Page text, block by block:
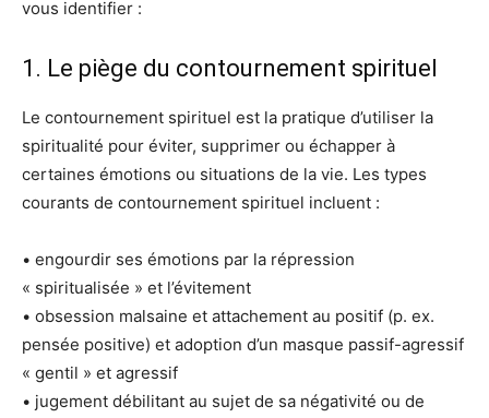
vous identifier :
1. Le piège du contournement spirituel
Le contournement spirituel est la pratique d’utiliser la
spiritualité pour éviter, supprimer ou échapper à
certaines émotions ou situations de la vie. Les types
courants de contournement spirituel incluent :
• engourdir ses émotions par la répression
« spiritualisée » et l’évitement
• obsession malsaine et attachement au positif (p. ex.
pensée positive) et adoption d’un masque passif-agressif
« gentil » et agressif
• jugement débilitant au sujet de sa négativité ou de